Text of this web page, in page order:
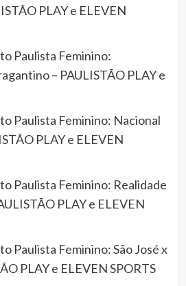
PLAY e ELEVEN
Paulista Feminino:
– PAULISTÃO PLAY e
Paulista Feminino: Nacional
PLAY e ELEVEN
Paulista Feminino: Realidade
PLAY e ELEVEN
Paulista Feminino: São José x
PLAY e ELEVEN SPORTS